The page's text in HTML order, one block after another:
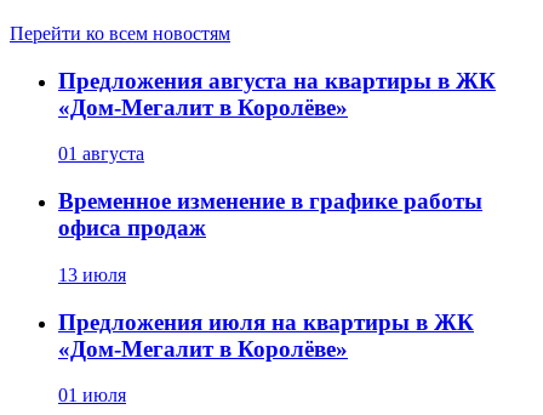
Перейти ко всем новостям
Предложения августа на квартиры в ЖК
«Дом-Мегалит в Королёве»
01 августа
Временное изменение в графике работы
офиса продаж
13 июля
Предложения июля на квартиры в ЖК
«Дом-Мегалит в Королёве»
01 июля